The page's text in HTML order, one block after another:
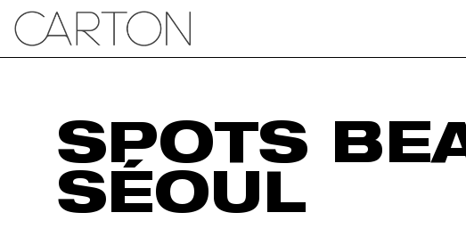
SPOTS
SÉOUL